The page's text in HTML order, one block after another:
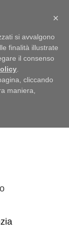
i
×
si avvalgono
finalità illustrate
il consenso
cliccando
maniera,